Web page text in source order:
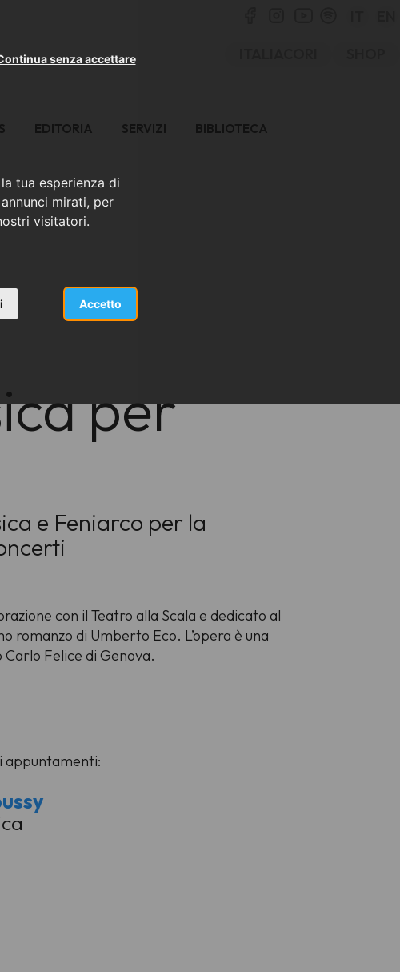
tua esperienza di
mirati, per
visitatori.
Accetto
senza accettare
EDITORIA SERVIZI BIBLIOTECA
per
e Feniarco per la
con il Teatro alla Scala e dedicato al
romanzo di Umberto Eco. L’opera è una
Carlo Felice di Genova.
appuntamenti: